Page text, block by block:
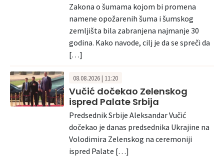
Zakona o šumama kojom bi promena
namene opožarenih šuma i šumskog
zemljišta bila zabranjena najmanje 30
godina. Kako navode, cilj je da se spreči da
[…]
08.08.2026 | 11:20
Vučić dočekao Zelenskog
ispred Palate Srbija
Predsednik Srbije Aleksandar Vučić
dočekao je danas predsednika Ukrajine na
Volodimira Zelenskog na ceremoniji
ispred Palate […]